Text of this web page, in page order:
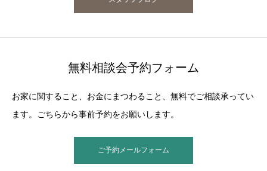
無料相談会予約フォーム
お家に関すること、お金にまつわること、無料でご相談承ってい
ます。ごちらから事前予約をお願いします。
ご予約メールフォーム